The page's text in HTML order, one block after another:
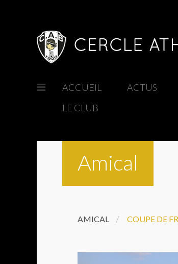
ACCUEIL ACTUS
LE CLUB
Amical
AMICAL / COUPE DE